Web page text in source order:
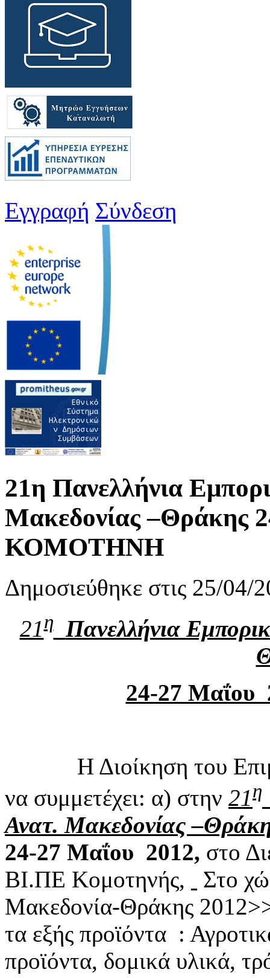
Εγγραφή Σύνδεση
21η Πανελλήνια
Μακεδονίας –Θράκης
ΚΟΜΟΤΗΝΗ
Δημοσιεύθηκε στις 25/04/
21η Πανελλήνια
24-27
Η Διοίκηση του
να συμμετέχει: α) στην 21η
Ανατ. Μακεδονίας
24-27 Μαΐου 2012, στο
ΒΙ.ΠΕ Κομοτηνής,
Στο
Μακεδονία-Θράκης 2012>>
τα εξής προϊόντα :
προϊόντα, δομικά υλικά,